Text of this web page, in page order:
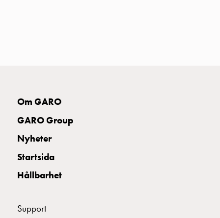
Om GARO
GARO Group
Nyheter
Startsida
Hållbarhet
Support